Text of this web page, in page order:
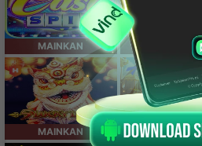
MAINKAN MAINKAN
MAINKAN MAINKAN